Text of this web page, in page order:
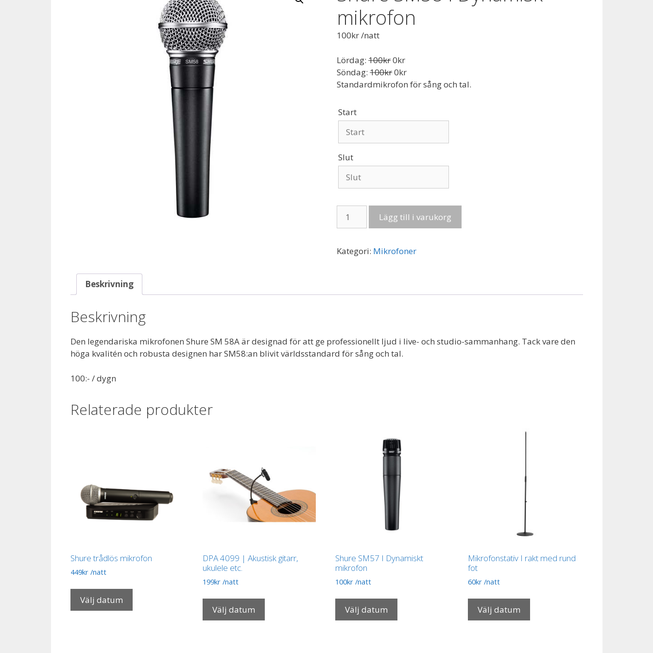
mikrofon
100kr/natt
Lördag:100kr0kr
Söndag:100kr0kr
Standardmikrofon för sång och tal.
Start
Slut
SM58
Dynamisk
mikrofon
Lägg till i varukorg
Kategori: Mikrofoner
Beskrivning
Beskrivning
Den legendariska mikrofonen Shure SM 58A är designad för att ge professionellt ljud i live- och studio-sammanhang. Tack vare den
höga kvalitén och robusta designen har SM58:an blivit världsstandard för sång och tal.
100:- / dygn
Relaterade produkter
Shure trådlös mikrofon
449kr/natt
Välj datum
DPA 4099 | Akustisk gitarr,
ukulele etc.
199kr /natt
Välj datum
Shure SM57 I Dynamiskt
mikrofon
100kr/natt
Välj datum
Mikrofonstativ I rakt med rund
fot
60kr/natt
Välj datum